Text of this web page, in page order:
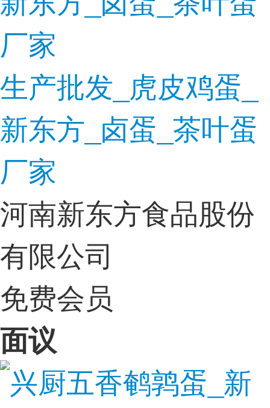
生产批发_虎皮鸡蛋_
新东方_卤蛋_茶叶蛋
厂家
河南新东方食品股份
有限公司
免费会员
面议